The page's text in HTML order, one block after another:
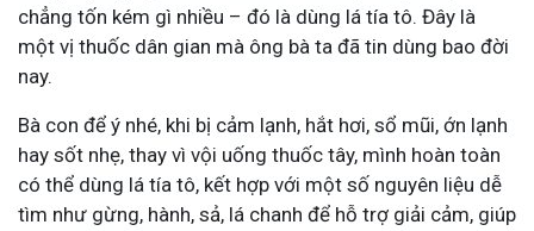
chẳng tốn kém gì nhiều – đó là dùng lá tía tô. Đây là
một vị thuốc dân gian mà ông bà ta đã tin dùng bao đời
nay.
Bà con để ý nhé, khi bị cảm lạnh, hắt hơi, sổ mũi, ớn lạnh
hay sốt nhẹ, thay vì vội uống thuốc tây, mình hoàn toàn
có thể dùng lá tía tô, kết hợp với một số nguyên liệu dễ
tìm như gừng, hành, sả, lá chanh để hỗ trợ giải cảm, giúp